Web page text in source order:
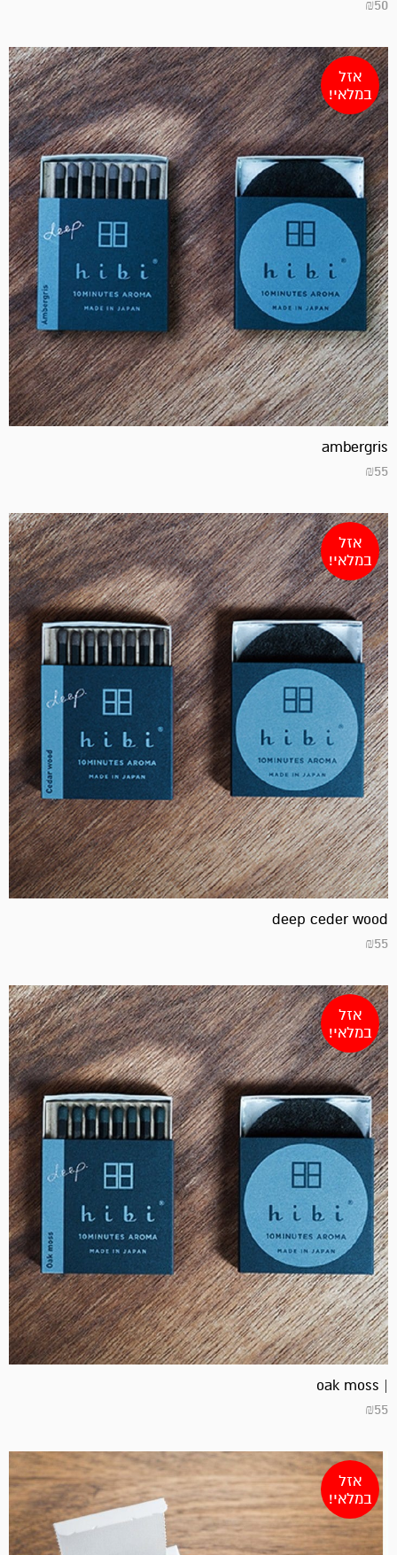
₪50
אזל
במלאי!
ambergris
₪55
אזל
במלאי!
deep ceder wood
₪55
אזל
במלאי!
| oak moss
₪55
אזל
במלאי!